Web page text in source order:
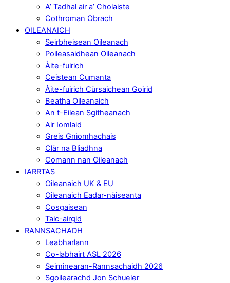
A’ Tadhal air a’ Cholaiste
Cothroman Obrach
OILEANAICH
Seirbheisean Oileanach
Poileasaidhean Oileanach
Àite-fuirich
Ceistean Cumanta
Àite-fuirich Cùrsaichean Goirid
Beatha Oileanaich
An t-Eilean Sgitheanach
Air Iomlaid
Greis Gnìomhachais
Clàr na Bliadhna
Comann nan Oileanach
IARRTAS
Oileanaich UK & EU
Oileanaich Eadar-nàiseanta
Cosgaisean
Taic-airgid
RANNSACHADH
Leabharlann
Co-labhairt ASL 2026
Seiminearan-Rannsachaidh 2026
Sgoilearachd Jon Schueler